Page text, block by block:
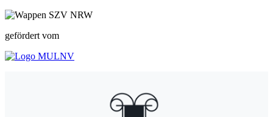
gefördert vom